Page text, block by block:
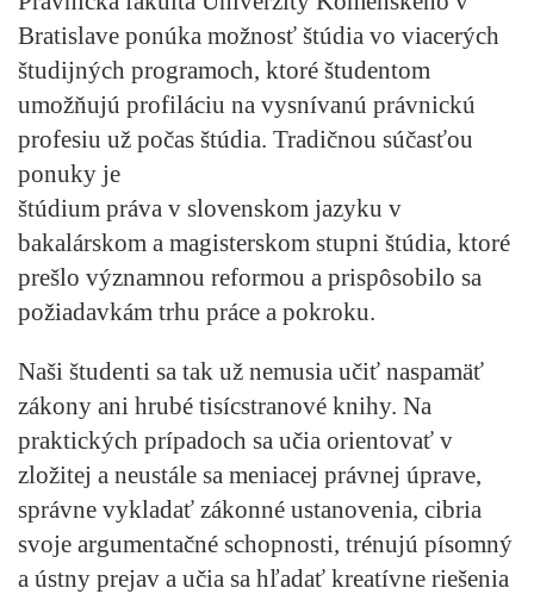
Bratislave ponúka možnosť štúdia vo viacerých
študijných programoch, ktoré študentom
umožňujú profiláciu na vysnívanú právnickú
profesiu už počas štúdia. Tradičnou súčasťou
ponuky je
štúdium práva v slovenskom jazyku v
bakalárskom a magisterskom stupni štúdia, ktoré
prešlo významnou reformou a prispôsobilo sa
požiadavkám trhu práce a pokroku.
Naši študenti sa tak už nemusia učiť naspamäť
zákony ani hrubé tisícstranové knihy. Na
praktických prípadoch sa učia orientovať v
zložitej a neustále sa meniacej právnej úprave,
správne vykladať zákonné ustanovenia, cibria
svoje argumentačné schopnosti, trénujú písomný
a ústny prejav a učia sa hľadať kreatívne riešenia